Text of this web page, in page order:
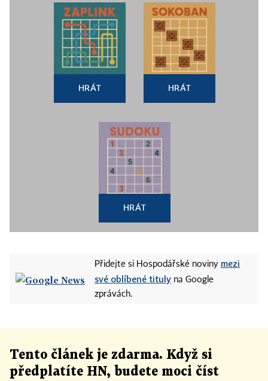
HRÁT HRÁT
HRÁT
Přidejte si Hospodářské noviny mezi
své oblíbené tituly na Google
zprávách.
Tento článek je zdarma. Když si
předplatíte HN, budete moci číst